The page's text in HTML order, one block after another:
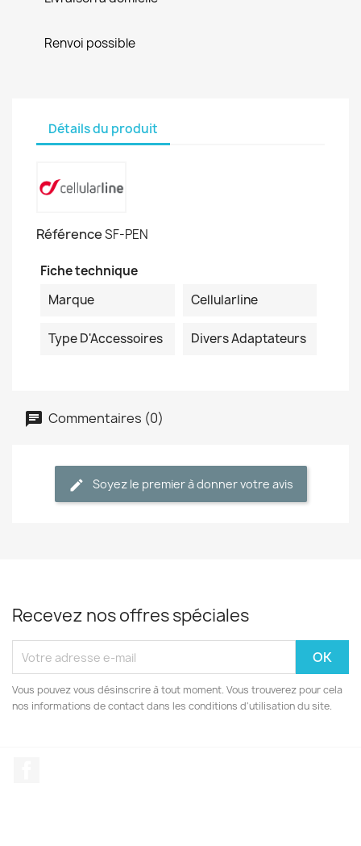
Renvoi possible
Détails du produit
RéférenceSF-PEN
Fiche technique
Marque
Cellularline
Type D'Accessoires Divers Adaptateurs
Commentaires (0)
Soyez le premier à donner votre avis
Recevez nos offres spéciales
Vous pouvez vous désinscrire à tout moment. Vous trouverez pour cela
nos informations de contact dans les conditions d'utilisation du site.